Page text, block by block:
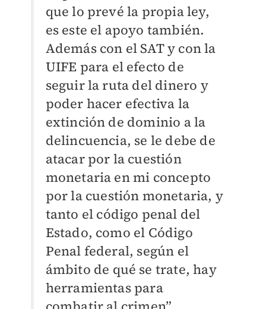
que lo prevé la propia ley,
es este el apoyo también.
Además con el SAT y con la
UIFE para el efecto de
seguir la ruta del dinero y
poder hacer efectiva la
extinción de dominio a la
delincuencia, se le debe de
atacar por la cuestión
monetaria en mi concepto
por la cuestión monetaria, y
tanto el código penal del
Estado, como el Código
Penal federal, según el
ámbito de qué se trate, hay
herramientas para